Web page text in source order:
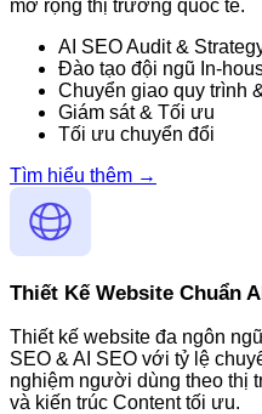
mở rộng thị trường quốc tế.
AI SEO Audit &
Đào tạo đội ngũ In-
Chuyển giao quy trình
Giám sát & Tối ưu
Tối ưu chuyển đổi
Tìm hiểu thêm →
Thiết Kế Website Chuẩn
Thiết kế website đa ngôn
SEO & AI SEO với tỷ lệ
nghiệm người dùng theo thị
và kiến trúc Content tối ưu.